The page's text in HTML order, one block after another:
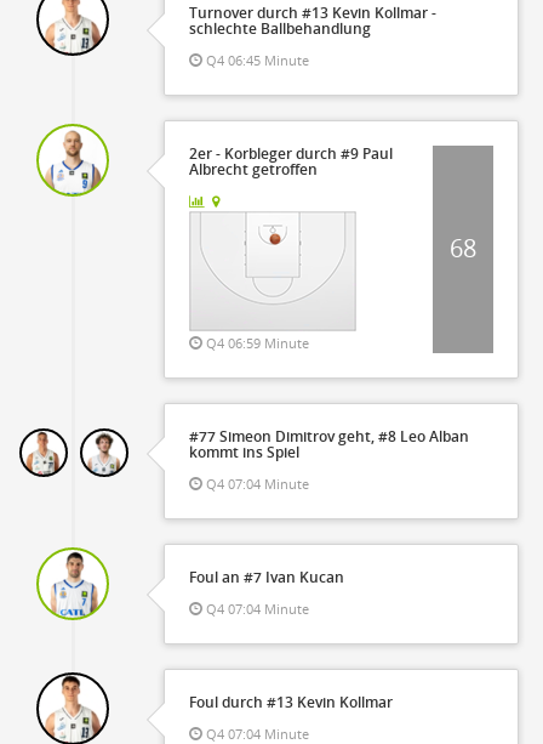
Turnover durch #13 Kevin Kollmar -
schlechte Ballbehandlung
Q4 06:45 Minute
2er - Korbleger durch #9 Paul
Albrecht getroffen
Q4 06:59 Minute
68
#77 Simeon Dimitrov geht, #8 Leo Alban
kommt ins Spiel
Q4 07:04 Minute
Foul an #7 Ivan Kucan
Q4 07:04 Minute
Foul durch #13 Kevin Kollmar
Q4 07:04 Minute